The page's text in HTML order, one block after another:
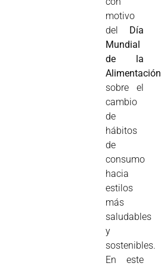
motivo
del Día
Mundial
de la
Alimentación
sobre el
cambio
de
hábitos
de
consumo
hacia
estilos
más
saludables
y
sostenibles.
En este